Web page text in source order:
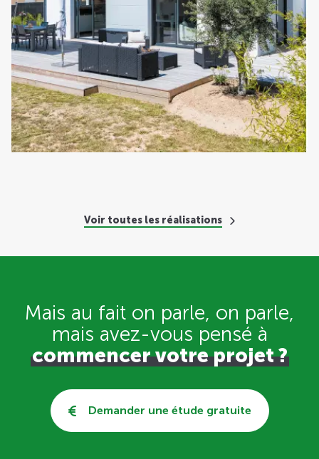
Voir toutes les réalisations
Mais au fait on parle, on parle,
mais avez-vous pensé à
commencer votre projet ?
Demander une étude gratuite